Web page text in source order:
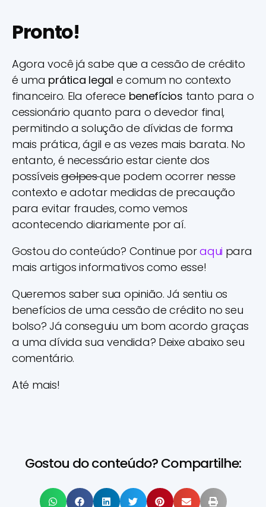
Pronto!
Agora você já sabe que a cessão de crédito
é uma prática legal e comum no contexto
financeiro. Ela oferece benefícios tanto para o
cessionário quanto para o devedor final,
permitindo a solução de dívidas de forma
mais prática, ágil e as vezes mais barata. No
entanto, é necessário estar ciente dos
possíveisgolpesque podem ocorrer nesse
contexto e adotar medidas de precaução
para evitar fraudes, como vemos
acontecendo diariamente por aí.
Gostou do conteúdo? Continue poraqui para
mais artigos informativos como esse!
Queremos saber sua opinião. Já sentiu os
benefícios de uma cessão de crédito no seu
bolso? Já conseguiu um bom acordo graças
a uma dívida sua vendida? Deixe abaixo seu
comentário.
Até mais!
Gostou do conteúdo? Compartilhe: